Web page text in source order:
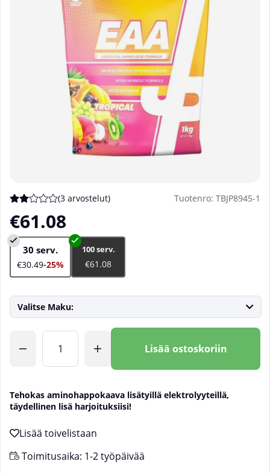
Keskiarvoluokitus 2 / 5 Arvioiden määrä 3
(3 arvostelut) Tuotenro: TBJP8945-1
€61.08
30 serv.
€30.49-25%
100 serv.
€61.08
Valitse Maku:
Lisää ostoskoriin
Tehokas aminohappokaava lisätyillä elektrolyyteillä,
täydellinen lisä harjoituksiisi!
Toimitusaika: 1-2 työpäivää